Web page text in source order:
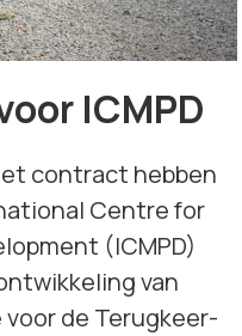
ICMPD
contract hebben
Centre for
(ICMPD)
van
de Terugkeer-